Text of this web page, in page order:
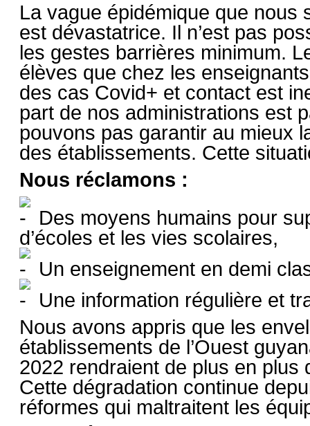
La vague épidémique que
est dévastatrice. Il n’est pas
les gestes barrières minimum.
élèves que chez les
des cas Covid+ et contact est
part de nos administrations est
pouvons pas garantir au mieux
des établissements. Cette
Nous réclamons :
Des moyens humains pour
d’écoles et les vies scolaires,
Un enseignement en demi
Une information régulière et
Nous avons appris que les
établissements de l’Ouest
2022 rendraient de plus en plus
Cette dégradation continue
réformes qui maltraitent les